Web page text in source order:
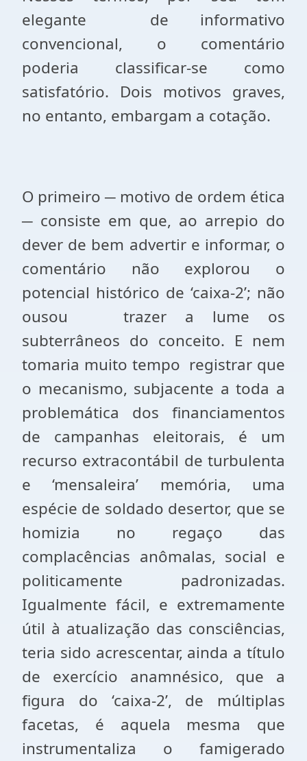
elegante
de informativo
convencional, o comentário
poderia classificar-se como
satisfatório. Dois motivos graves,
no entanto, embargam a cotação.
O primeiro ─ motivo de ordem ética
─ consiste em que, ao arrepio do
dever de bem advertir e informar, o
comentário não explorou o
potencial histórico de ‘caixa-2’; não
ousou
trazer a lume os
subterrâneos do conceito. E nem
tomaria muito tempo registrar que
o mecanismo, subjacente a toda a
problemática dos financiamentos
de campanhas eleitorais, é um
recurso extracontábil de turbulenta
e ‘mensaleira’ memória, uma
espécie de soldado desertor, que se
homizia no regaço das
complacências anômalas, social e
politicamente padronizadas.
Igualmente fácil, e extremamente
útil à atualização das consciências,
teria sido acrescentar, ainda a título
de exercício anamnésico, que a
figura do ‘caixa-2’, de múltiplas
facetas, é aquela mesma que
instrumentaliza o famigerado